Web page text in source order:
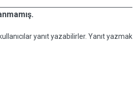
yanıt yazabilirler. Yanıt yazmak